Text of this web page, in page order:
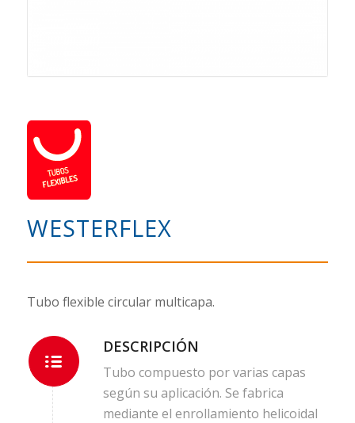
WESTERFLEX
Tubo flexible circular multicapa.
DESCRIPCIÓN
Tubo compuesto por varias capas
según su aplicación. Se fabrica
mediante el enrollamiento helicoidal